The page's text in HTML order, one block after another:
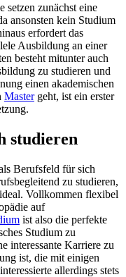
setzen zunächst eine
ansonsten kein Studium
erfordert das
Ausbildung an einer
besteht mitunter auch
zu studieren und
einen akademischen
Mastergeht, ist ein erster
studieren
Berufsfeld für sich
zu studieren,
Vollkommen flexibel
auf
ist also die perfekte
Studium zu
interessante Karriere zu
ist, die mit einigen
allerdings stets